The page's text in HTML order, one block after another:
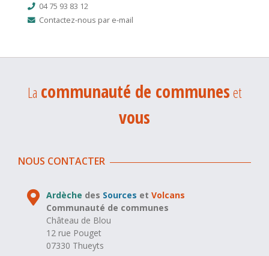
04 75 93 83 12
Contactez-nous par e-mail
La communauté de communeset
vous
NOUS CONTACTER
Ardèche des Sources etVolcans
Communauté de communes
Château de Blou
12 rue Pouget
07330 Thueyts